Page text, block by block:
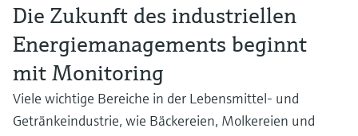
Memosens-Technologie
Alle ansehen
Die Zukunft des industriellen
Energiemanagements beginnt
mit Monitoring
Viele wichtige Bereiche in der Lebensmittel- und
Getränkeindustrie, wie Bäckereien, Molkereien und